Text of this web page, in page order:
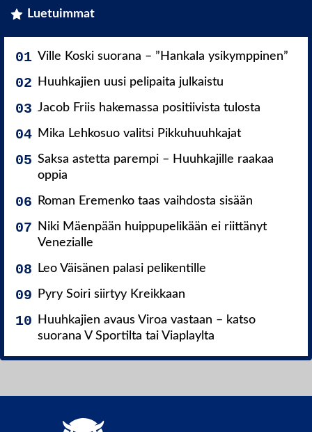
Luetuimmat
Ville Koski suorana – ”Hankala ysikymppinen”
Huuhkajien uusi pelipaita julkaistu
Jacob Friis hakemassa positiivista tulosta
Mika Lehkosuo valitsi Pikkuhuuhkajat
Saksa astetta parempi – Huuhkajille raakaa
oppia
Roman Eremenko taas vaihdosta sisään
Niki Mäenpään huippupelikään ei riittänyt
Venezialle
Leo Väisänen palasi pelikentille
Pyry Soiri siirtyy Kreikkaan
Huuhkajien avaus Viroa vastaan – katso
suorana V Sportilta tai Viaplaylta